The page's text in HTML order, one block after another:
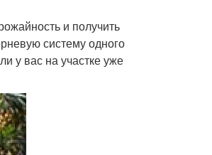
и получить
систему одного
у вас на участке уже